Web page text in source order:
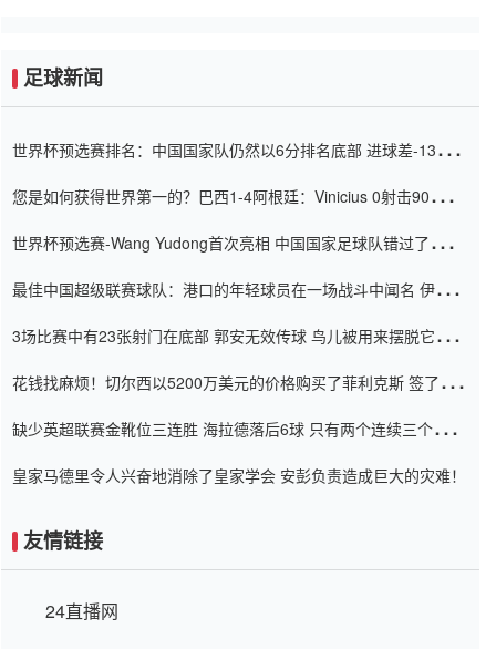
足球新闻
世界杯预选赛排名：中国国家队仍然以6分排名底部 进球差-13令人
您是如何获得世界第一的？巴西1-4阿根廷：Vinicius 0射击90分钟
世界杯预选赛-Wang Yudong首次亮相 中国国家足球队错过了世界
最佳中国超级联赛球队：港口的年轻球员在一场战斗中闻名 伊万放
3场比赛中有23张射门在底部 郭安无效传球 鸟儿被用来摆脱它
花钱找麻烦！切尔西以5200万美元的价格购买了菲利克斯 签了7年
缺少英超联赛金靴位三连胜 海拉德落后6球 只有两个连续三个连续
皇家马德里令人兴奋地消除了皇家学会 安彭负责造成巨大的灾难！
友情链接
24直播网